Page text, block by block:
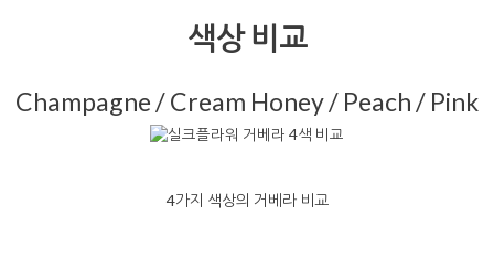
색상 비교
Champagne / Cream Honey / Peach / Pink
4가지 색상의 거베라 비교